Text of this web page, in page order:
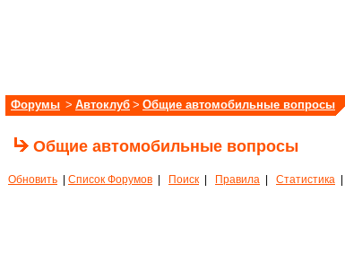
Форумы > Автоклуб > Общие автомобильные вопросы
Общие автомобильные вопросы
Обновить Список Форумов Поиск Правила Статистика